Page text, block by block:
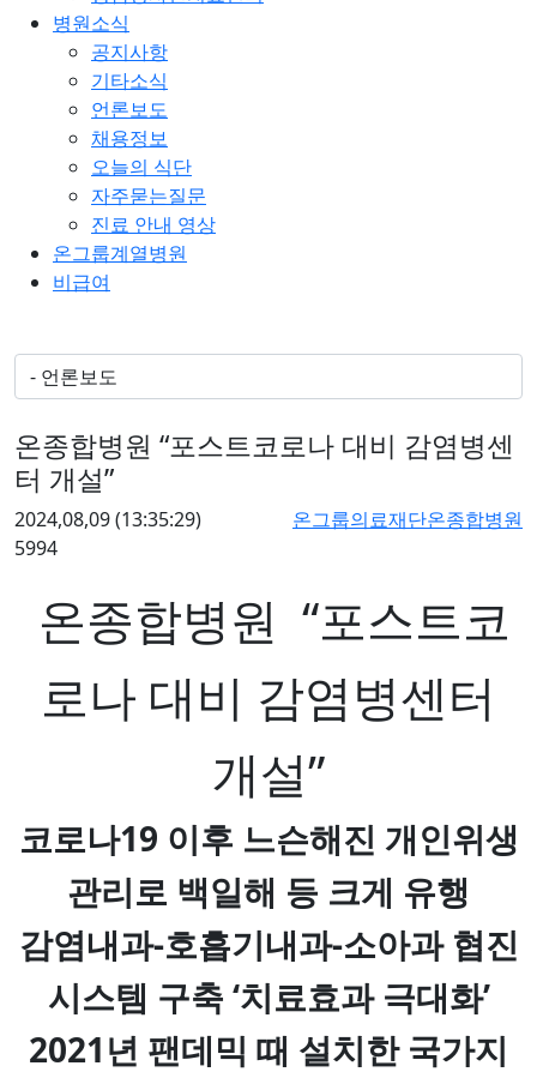
병원소식
공지사항
기타소식
언론보도
채용정보
오늘의 식단
자주묻는질문
진료 안내 영상
온그룹계열병원
비급여
온종합병원 “포스트코로나 대비 감염병센
터 개설”
온그룹의료재단온종합병원
2024,08,09(13:35:29)
5994
온종합병원 “포스트코
로나 대비 감염병센터
개설”
코로나19 이후 느슨해진 개인위생
관리로 백일해 등 크게 유행
감염내과-호흡기내과-소아과 협진
시스템 구축 ‘치료효과 극대화’
2021년 팬데믹 때 설치한 국가지